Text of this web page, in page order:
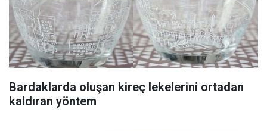
Bardaklarda oluşan kireç lekelerini ortadan
kaldıran yöntem